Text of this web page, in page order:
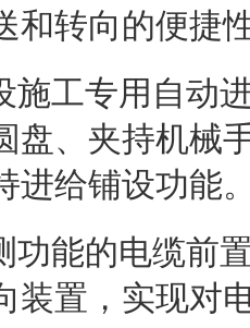
和转向的便捷
施工专用自动
盘、夹持机械
进给铺设功能
功能的电缆前
装置，实现对